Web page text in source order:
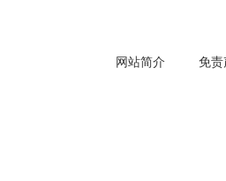
网站简介 免责